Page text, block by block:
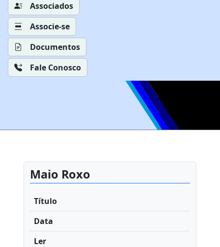
Associados
Associe-se
Documentos
Fale Conosco
Maio Roxo
Título
Data
Ler